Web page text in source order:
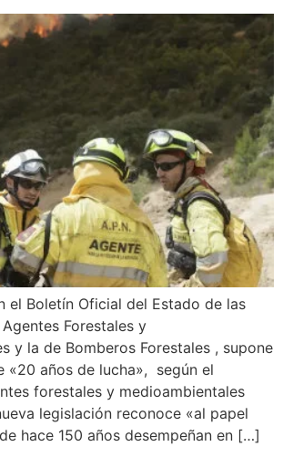
el Boletín Oficial del Estado de las
Forestales y
y la de Bomberos Forestales , supone
«20 años de lucha», según el
forestales y medioambientales
legislación reconoce «al papel
hace 150 años desempeñan en […]